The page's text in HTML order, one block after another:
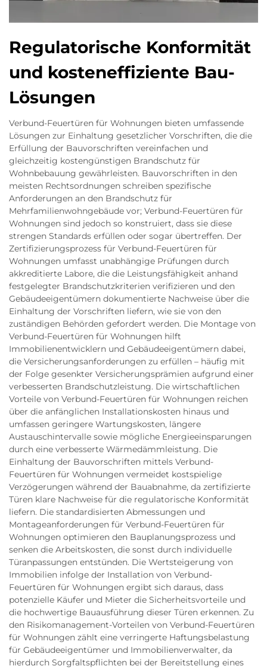
Regulatorische Konformität
und kosteneffiziente Bau-
Lösungen
Verbund-Feuertüren für Wohnungen bieten umfassende
Lösungen zur Einhaltung gesetzlicher Vorschriften, die die
Erfüllung der Bauvorschriften vereinfachen und
gleichzeitig kostengünstigen Brandschutz für
Wohnbebauung gewährleisten. Bauvorschriften in den
meisten Rechtsordnungen schreiben spezifische
Anforderungen an den Brandschutz für
Mehrfamilienwohngebäude vor; Verbund-Feuertüren für
Wohnungen sind jedoch so konstruiert, dass sie diese
strengen Standards erfüllen oder sogar übertreffen. Der
Zertifizierungsprozess für Verbund-Feuertüren für
Wohnungen umfasst unabhängige Prüfungen durch
akkreditierte Labore, die die Leistungsfähigkeit anhand
festgelegter Brandschutzkriterien verifizieren und den
Gebäudeeigentümern dokumentierte Nachweise über die
Einhaltung der Vorschriften liefern, wie sie von den
zuständigen Behörden gefordert werden. Die Montage von
Verbund-Feuertüren für Wohnungen hilft
Immobilienentwicklern und Gebäudeeigentümern dabei,
die Versicherungsanforderungen zu erfüllen – häufig mit
der Folge gesenkter Versicherungsprämien aufgrund einer
verbesserten Brandschutzleistung. Die wirtschaftlichen
Vorteile von Verbund-Feuertüren für Wohnungen reichen
über die anfänglichen Installationskosten hinaus und
umfassen geringere Wartungskosten, längere
Austauschintervalle sowie mögliche Energieeinsparungen
durch eine verbesserte Wärmedämmleistung. Die
Einhaltung der Bauvorschriften mittels Verbund-
Feuertüren für Wohnungen vermeidet kostspielige
Verzögerungen während der Bauabnahme, da zertifizierte
Türen klare Nachweise für die regulatorische Konformität
liefern. Die standardisierten Abmessungen und
Montageanforderungen für Verbund-Feuertüren für
Wohnungen optimieren den Bauplanungsprozess und
senken die Arbeitskosten, die sonst durch individuelle
Türanpassungen entstünden. Die Wertsteigerung von
Immobilien infolge der Installation von Verbund-
Feuertüren für Wohnungen ergibt sich daraus, dass
potenzielle Käufer und Mieter die Sicherheitsvorteile und
die hochwertige Bauausführung dieser Türen erkennen. Zu
den Risikomanagement-Vorteilen von Verbund-Feuertüren
für Wohnungen zählt eine verringerte Haftungsbelastung
für Gebäudeeigentümer und Immobilienverwalter, da
hierdurch Sorgfaltspflichten bei der Bereitstellung eines